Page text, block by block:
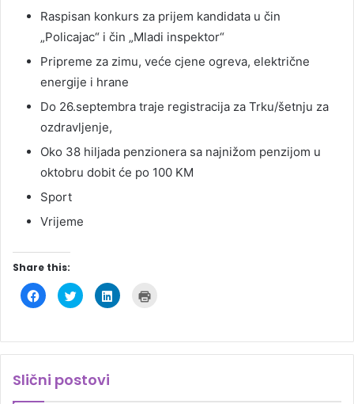
Raspisan konkurs za prijem kandidata u čin
„Policajac“ i čin „Mladi inspektor“
Pripreme za zimu, veće cjene ogreva, električne
energije i hrane
Do 26.septembra traje registracija za Trku/šetnju za
ozdravljenje,
Oko 38 hiljada penzionera sa najnižom penzijom u
oktobru dobit će po 100 KM
Sport
Vrijeme
Share this:
C
l
t
s
a
r
C
l
t
s
a
r
C
l
t
s
t
p
Slični postovi